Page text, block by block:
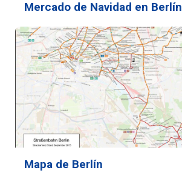
Mercado de Navidad en Berlín
Mapa de Berlín